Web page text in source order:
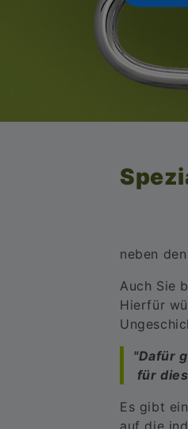
neben
Auch Sie
Hierfür
"Dafür
für
Es gibt